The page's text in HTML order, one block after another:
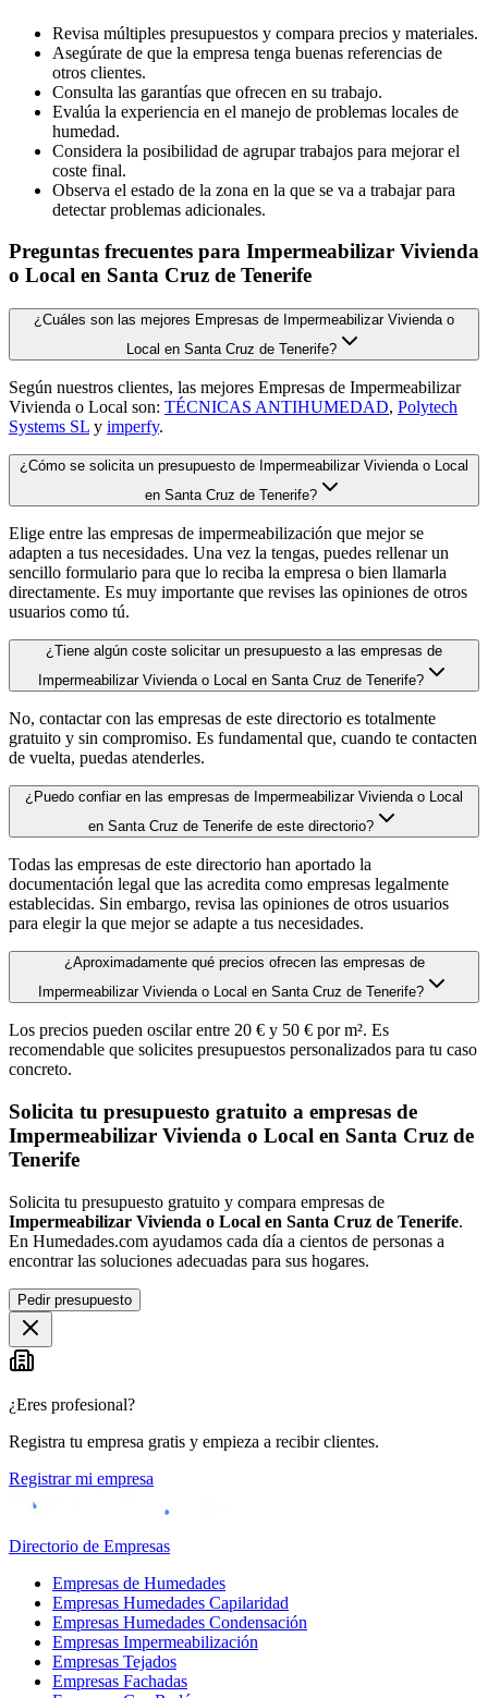
Revisa múltiples presupuestos y compara precios y materiales.
Asegúrate de que la empresa tenga buenas referencias de
otros clientes.
Consulta las garantías que ofrecen en su trabajo.
Evalúa la experiencia en el manejo de problemas locales de
humedad.
Considera la posibilidad de agrupar trabajos para mejorar el
coste final.
Observa el estado de la zona en la que se va a trabajar para
detectar problemas adicionales.
Preguntas frecuentes para Impermeabilizar Vivienda
o Local en Santa Cruz de Tenerife
¿Cuáles son las mejores Empresas de Impermeabilizar Vivienda o
Local en Santa Cruz de Tenerife?
Según nuestros clientes, las mejores Empresas de Impermeabilizar
Vivienda o Local son: TÉCNICAS ANTIHUMEDAD, Polytech
Systems SL y imperfy.
¿Cómo se solicita un presupuesto de Impermeabilizar Vivienda o Local
en Santa Cruz de Tenerife?
Elige entre las empresas de impermeabilización que mejor se
adapten a tus necesidades. Una vez la tengas, puedes rellenar un
sencillo formulario para que lo reciba la empresa o bien llamarla
directamente. Es muy importante que revises las opiniones de otros
usuarios como tú.
¿Tiene algún coste solicitar un presupuesto a las empresas de
Impermeabilizar Vivienda o Local en Santa Cruz de Tenerife?
No, contactar con las empresas de este directorio es totalmente
gratuito y sin compromiso. Es fundamental que, cuando te contacten
de vuelta, puedas atenderles.
¿Puedo confiar en las empresas de Impermeabilizar Vivienda o Local
en Santa Cruz de Tenerife de este directorio?
Todas las empresas de este directorio han aportado la
documentación legal que las acredita como empresas legalmente
establecidas. Sin embargo, revisa las opiniones de otros usuarios
para elegir la que mejor se adapte a tus necesidades.
¿Aproximadamente qué precios ofrecen las empresas de
Impermeabilizar Vivienda o Local en Santa Cruz de Tenerife?
Los precios pueden oscilar entre 20 € y 50 € por m². Es
recomendable que solicites presupuestos personalizados para tu caso
concreto.
Solicita tu presupuesto gratuito a empresas de
Impermeabilizar Vivienda o Local en Santa Cruz de
Tenerife
Solicita tu presupuesto gratuito y compara empresas de
Impermeabilizar Vivienda o Local en Santa Cruz de Tenerife.
En Humedades.com ayudamos cada día a cientos de personas a
encontrar las soluciones adecuadas para sus hogares.
Pedir presupuesto
¿Eres profesional?
Registra tu empresa gratis y empieza a recibir clientes.
Registrar mi empresa
Directorio de Empresas
Empresas de Humedades
Empresas Humedades Capilaridad
Empresas Humedades Condensación
Empresas Impermeabilización
Empresas Tejados
Empresas Fachadas